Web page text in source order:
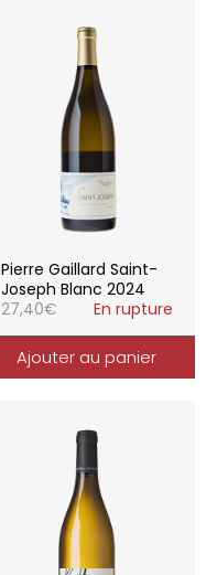
Pierre Gaillard Saint-
Joseph Blanc 2024
27,40€ En rupture
Ajouter au panier